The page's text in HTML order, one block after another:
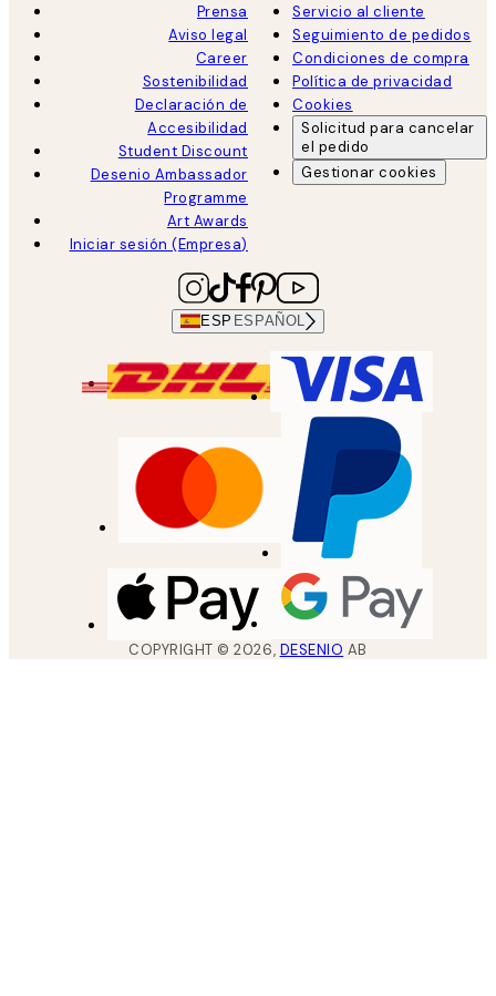
Prensa
Aviso legal
Career
Sostenibilidad
Declaración de
Accesibilidad
Student Discount
Desenio Ambassador
Programme
Art Awards
Iniciar sesión (Empresa)
Servicio al cliente
Seguimiento de pedidos
Condiciones de compra
Política de privacidad
Cookies
Solicitud para cancelar
el pedido
Gestionar cookies
ESP ESPAÑOL
COPYRIGHT ©2026, DESENIO AB